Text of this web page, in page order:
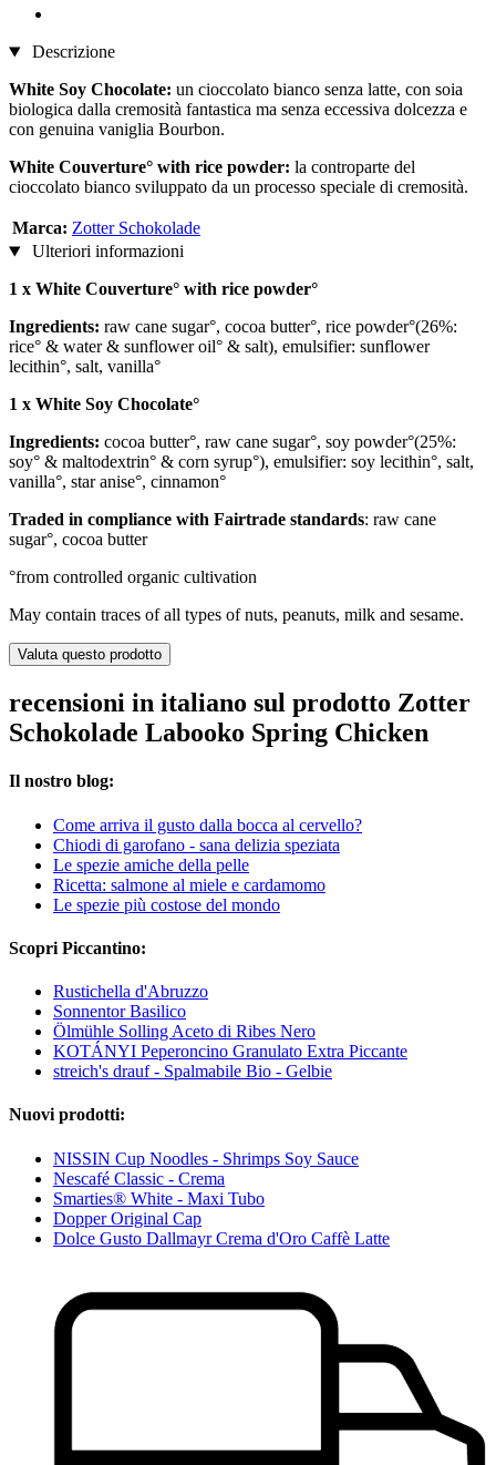
Descrizione
White Soy Chocolate: un cioccolato bianco senza latte, con soia
biologica dalla cremosità fantastica ma senza eccessiva dolcezza e
con genuina vaniglia Bourbon.
White Couverture° with rice powder: la controparte del
cioccolato bianco sviluppato da un processo speciale di cremosità.
Marca: Zotter Schokolade
Ulteriori informazioni
1 x White Couverture° with rice powder°
Ingredients: raw cane sugar°, cocoa butter°, rice powder°(26%:
rice° & water & sunflower oil° & salt), emulsifier: sunflower
lecithin°, salt, vanilla°
1 x White Soy Chocolate°
Ingredients: cocoa butter°, raw cane sugar°, soy powder°(25%:
soy° & maltodextrin° & corn syrup°), emulsifier: soy lecithin°, salt,
vanilla°, star anise°, cinnamon°
Traded in compliance with Fairtrade standards: raw cane
sugar°, cocoa butter
°from controlled organic cultivation
May contain traces of all types of nuts, peanuts, milk and sesame.
Valuta questo prodotto
recensioni in italiano sul prodotto Zotter
Schokolade Labooko Spring Chicken
Il nostro blog:
Come arriva il gusto dalla bocca al cervello?
Chiodi di garofano - sana delizia speziata
Le spezie amiche della pelle
Ricetta: salmone al miele e cardamomo
Le spezie più costose del mondo
Scopri Piccantino:
Rustichella d'Abruzzo
Sonnentor Basilico
Ölmühle Solling Aceto di Ribes Nero
KOTÁNYI Peperoncino Granulato Extra Piccante
streich's drauf - Spalmabile Bio - Gelbie
Nuovi prodotti:
NISSIN Cup Noodles - Shrimps Soy Sauce
Nescafé Classic - Crema
Smarties® White - Maxi Tubo
Dopper Original Cap
Dolce Gusto Dallmayr Crema d'Oro Caffè Latte